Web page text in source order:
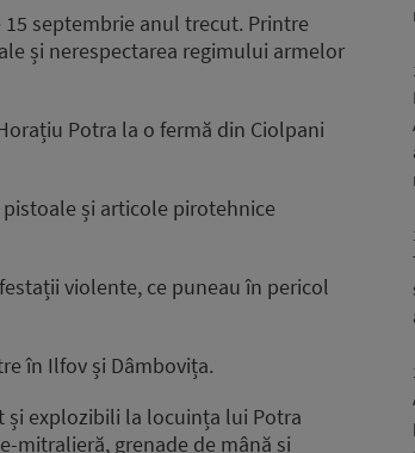
increase
or
septembrie anul trecut. Printre
și nerespectarea regimului armelor
Potra la o fermă din Ciolpani
și articole pirotehnice
violente, ce puneau în pericol
în Ilfov și Dâmbovița.
și explozibili la locuința lui Potra
mitralieră, grenade de mână și